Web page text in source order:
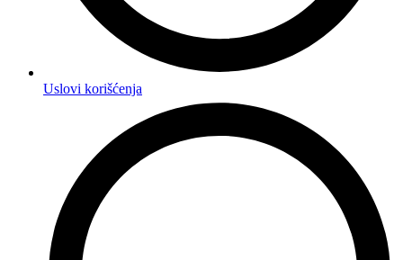
Uslovi korišćenja